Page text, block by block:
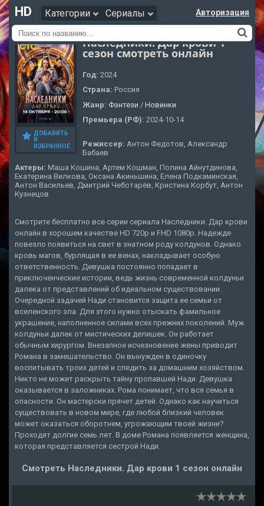
HD Категории Сериалы Авторизация
ДОБАВИТЬ
В
ИЗБРАННОЕ
Наследники. Дар крови 1
сезон смотреть онлайн
Год: 2024
Страна: Россия
Жанр: Фэнтези / Новинки
Премьера (РФ): 2024-10-14
Режиссер: Антон Федотов, Александр
Бабаев
Актеры: Маша Кошина, Артем Кошман, Полина Айнутдинова,
Екатерина Вилкова, Оксана Акиньшина, Елена Подкаминская,
Антон Васильев, Дмитрий Чеботарёв, Кристина Корбут, Антон
Кузнецов
Смотрите бесплатно все серии сериала Наследники. Дар крови
онлайн в хорошем качестве HD 720p и FHD 1080p. Надежде
повезло появиться на свет в знатном роду колдунов. Однако
кровь магов, бурлящая в ее венах, накладывает особую
ответственность. Девушка постоянно попадает в
приключенческие истории, ведь жизнь современной колдуньи
далека от представлений об идеальном существовании.
Очередной задачей Нади становится защита ее семьи от
вселенского зла. Для этого нужно отыскать фамильное
украшение, наполненное силами всех прежних поколений. Муж
колдуньи далек от мистических делишек. Он работает
обычным хирургом. Внезапное исчезновение жены приводит
Романа в замешательство. Он вынужден в одиночку
воспитывать троих детей и следить за домашним хозяйством.
Никто не может раскрыть тайну пропавшей Нади. Девушка
оказывается в заложниках. Рома понимает, что вся семья в
опасности. Он мастерски прячет детей. Однако как научиться
существовать в новом мире, где любой близкий человек
может оказаться оборотнем, угрожающим твоей жизни?
Проходят долгие семь лет. В доме Романа появляется женщина,
которая представляется сестрой Нади.
Смотреть Наследники. Дар крови 1 сезон онлайн